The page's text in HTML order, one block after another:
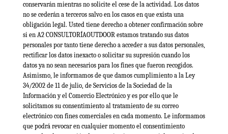
conservarán mientras no solicite el cese de la actividad. Los datos
no se cederán a terceros salvo en los casos en que exista una
obligación legal. Usted tiene derecho a obtener confirmación sobre
si en A2 CONSULTORÍAOUTDOOR estamos tratando sus datos
personales por tanto tiene derecho a acceder a sus datos personales,
rectificar los datos inexacto o solicitar su supresión cuando los
datos ya no sean necesarios para los fines que fueron recogidos.
Asimismo, le informamos de que damos cumplimiento a la Ley
34/2002 de 11 de julio, de Servicios de la Sociedad de la
Información y el Comercio Electrónico y es por ello que le
solicitamos su consentimiento al tratamiento de su correo
electrónico con fines comerciales en cada momento. Le informamos
que podrá revocar en cualquier momento el consentimiento